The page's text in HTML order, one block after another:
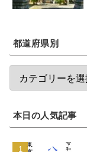
都道府県別
本日の人気記事